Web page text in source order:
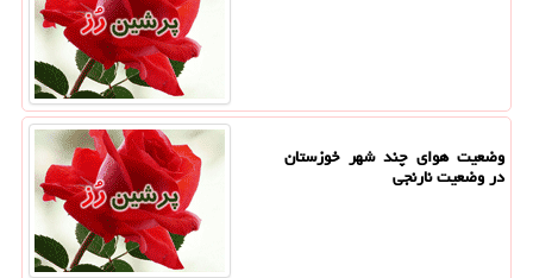
وضعیت هوای چند شهر خوزستان
در وضعیت نارنجی